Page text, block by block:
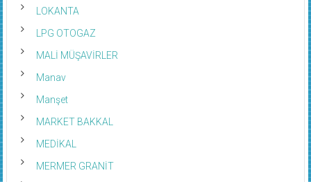
LOKANTA
LPG OTOGAZ
MALİ MÜŞAVİRLER
Manav
Manşet
MARKET BAKKAL
MEDİKAL
MERMER GRANİT